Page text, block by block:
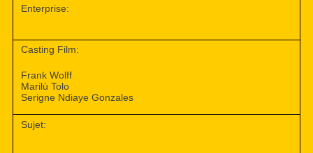
Enterprise:
Casting Film:
Frank Wolff
Marilù Tolo
Serigne Ndiaye Gonzales
Sujet: